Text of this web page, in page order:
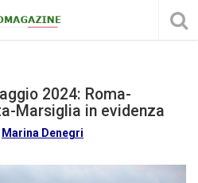
2024: Roma-
Marsiglia in evidenza
Marina Denegri